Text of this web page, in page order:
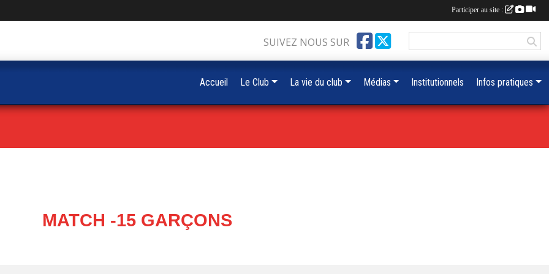
MATCH -15 GARÇONS
SUIVEZ NOUS SUR
Accueil Le Club La vie du club Médias Institutionnels Infos pratiques
Participer au site :